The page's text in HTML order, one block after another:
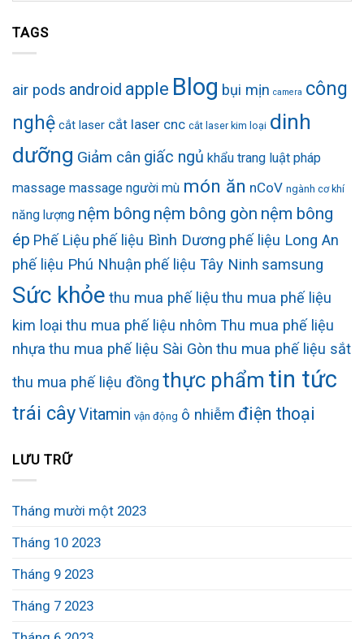
TAGS
air pods android apple Blog bụi mịn camera công
nghệ cắt laser cắt laser cnc cắt laser kim loại dinh
dưỡng Giảm cân giấc ngủ khẩu trang luật pháp
massage massage người mù món ăn nCoV ngành cơ khí
năng lượng nệm bông nệm bông gòn nệm bông
ép Phế Liệu phế liệu Bình Dương phế liệu Long An
phế liệu Phú Nhuận phế liệu Tây Ninh samsung
Sức khỏe thu mua phế liệu thu mua phế liệu
kim loại thu mua phế liệu nhôm Thu mua phế liệu
nhựa thu mua phế liệu Sài Gòn thu mua phế liệu sắt
thu mua phế liệu đồng thực phẩm tin tức
trái câyVitamin vận động ô nhiễm điện thoại
LƯU TRỮ
Tháng mười một 2023
Tháng 10 2023
Tháng 9 2023
Tháng 7 2023